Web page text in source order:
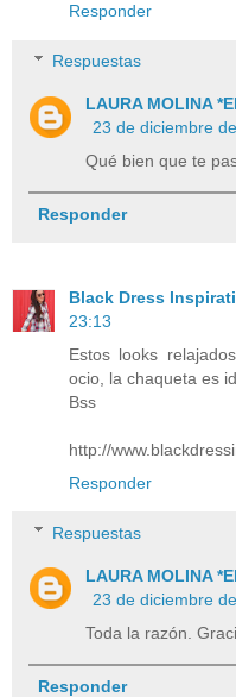
Responder
Respuestas
LAURA MOLINA
23 de diciembre
Qué bien que te
Responder
Black Dress
23:13
Estos looks
ocio, la chaqueta es
Bss
http://
Responder
Respuestas
LAURA MOLINA
23 de diciembre
Toda la razón.
Responder